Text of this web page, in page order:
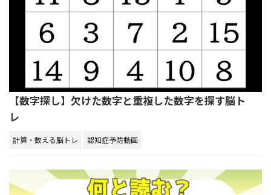
【数字探し】欠けた数字と重複した数字を探す脳ト
レ
計算・数える脳トレ 認知症予防動画